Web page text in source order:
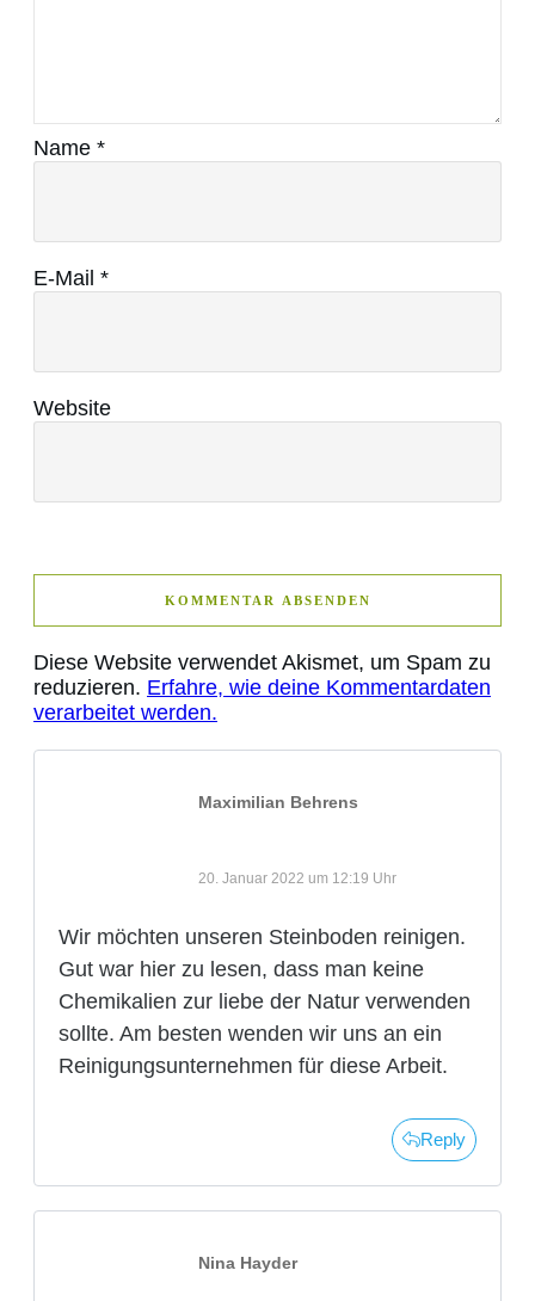
Name *
E-Mail *
Website
KOMMENTAR ABSENDEN
Diese Website verwendet Akismet, um Spam zu
reduzieren. Erfahre, wie deine Kommentardaten
verarbeitet werden.
Maximilian Behrens
20. Januar 2022 um 12:19 Uhr
Wir möchten unseren Steinboden reinigen.
Gut war hier zu lesen, dass man keine
Chemikalien zur liebe der Natur verwenden
sollte. Am besten wenden wir uns an ein
Reinigungsunternehmen für diese Arbeit.
Reply
Nina Hayder